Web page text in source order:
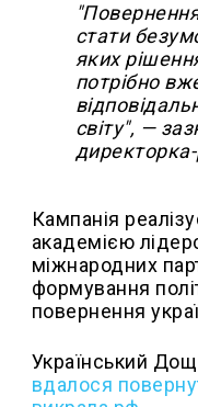
стати
яких
потрібно
світу", —
Кампанія
академією
міжнародних
формування
повернення
Український
вдалося